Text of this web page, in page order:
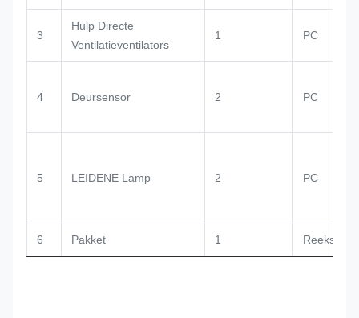
3
Hulp Directe
Ventilatieventilators
1 PC
4 Deursensor 2 PC
5 LEIDENE Lamp 2 PC
6 Pakket 1 Reeks